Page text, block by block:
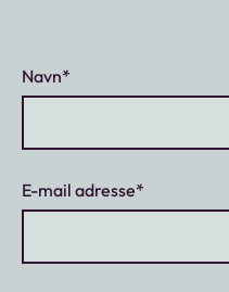
Navn*
E-mail adresse*